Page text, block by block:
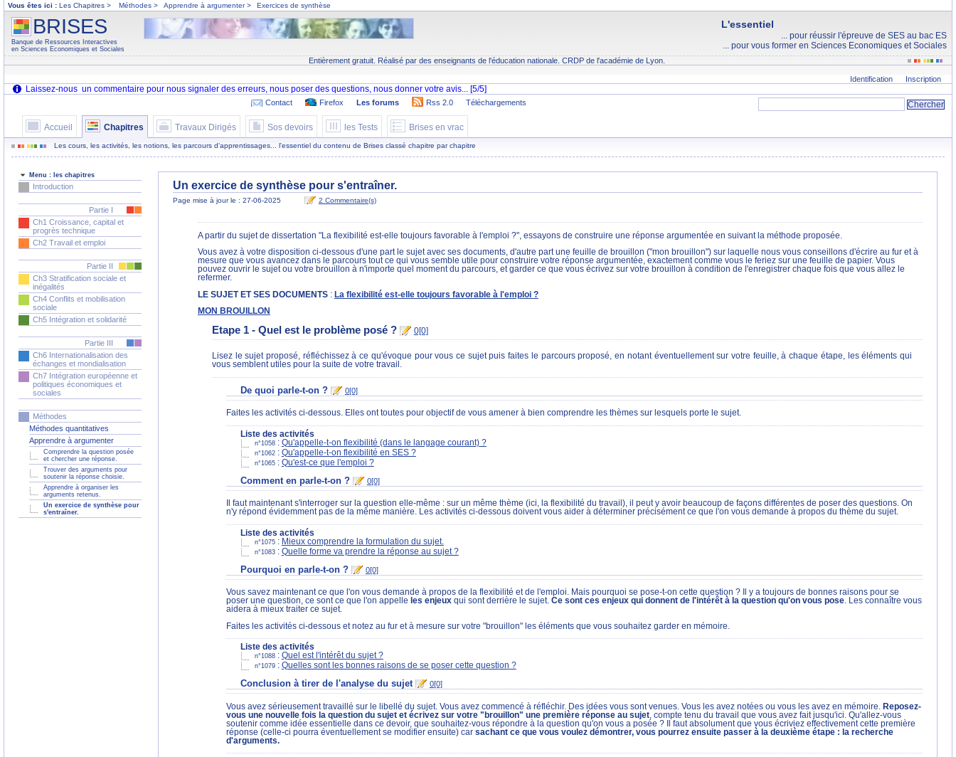
Vous êtes ici : Les Chapitres > Méthodes > Apprendre à argumenter> Exercices de synthèse
L'essentiel
... pour réussir l'épreuve de SES au bac ES
... pour vous former en Sciences Economiques et Sociales
BRISES
Banque de Ressources Interactives
en Sciences Economiques et Sociales
Entièrement gratuit. Réalisé par des enseignants de l'éducation nationale. CRDP de l'académie de Lyon.
Identification Inscription
Contact Firefox Les forums Rss 2.0 Téléchargements
Accueil Chapitres Travaux Dirigés Sos devoirs les Tests Brises en vrac
Les cours, les activités, les notions, les parcours d'apprentissages... l'essentiel du contenu de Brises classé chapitre par chapitre
Menu : les chapitres
Introduction
Partie I
Ch1 Croissance, capital et
progrès technique
Ch2 Travail et emploi
Partie II
Ch3 Stratification sociale et
inégalités
Ch4 Conflits et mobilisation
sociale
Ch5 Intégration et solidarité
Partie III
Ch6 Internationalisation des
échanges et mondialisation
Ch7 Intégration européenne et
politiques économiques et
sociales
Méthodes
Méthodes quantitatives
Apprendre à argumenter
Comprendre la question posée
et chercher une réponse.
Trouver des arguments pour
soutenir la réponse choisie.
Apprendre à organiser les
arguments retenus.
Un exercice de synthèse pour
s'entraîner.
Un exercice de synthèse pour s'entraîner.
Page mise à jour le : 27-06-2025 2 Commentaire(s)
A partir du sujet de dissertation "La flexibilité est-elle toujours favorable à l'emploi ?", essayons de construire une réponse argumentée en suivant la méthode proposée.
Vous avez à votre disposition ci-dessous d'une part le sujet avec ses documents, d'autre part une feuille de brouillon ("mon brouillon") sur laquelle nous vous conseillons d'écrire au fur et à
mesure que vous avancez dans le parcours tout ce qui vous semble utile pour construire votre réponse argumentée, exactement comme vous le feriez sur une feuille de papier. Vous
pouvez ouvrir le sujet ou votre brouillon à n'importe quel moment du parcours, et garder ce que vous écrivez sur votre brouillon à condition de l'enregistrer chaque fois que vous allez le
refermer.
LE SUJET ET SES DOCUMENTS: La flexibilité est-elle toujours favorable à l'emploi ?
MON BROUILLON
Etape 1 - Quel est le problème posé ? 0[0]
Lisez le sujet proposé, réfléchissez à ce qu'évoque pour vous ce sujet puis faites le parcours proposé, en notant éventuellement sur votre feuille, à chaque étape, les éléments qui
vous semblent utiles pour la suite de votre travail.
De quoi parle-t-on ? 0[0]
Faites les activités ci-dessous. Elles ont toutes pour objectif de vous amener à bien comprendre les thèmes sur lesquels porte le sujet.
Liste des activités
n°1058: Qu'appelle-t-on flexibilité (dans le langage courant) ?
n°1062: Qu'appelle-t-on flexibilité en SES ?
n°1065: Qu'est-ce que l'emploi ?
Comment en parle-t-on ? 0[0]
Il faut maintenant s'interroger sur la question elle-même : sur un même thème (ici, la flexibilité du travail), il peut y avoir beaucoup de façons différentes de poser des questions. On
n'y répond évidemment pas de la même manière. Les activités ci-dessous doivent vous aider à déterminer précisément ce que l'on vous demande à propos du thème du sujet.
Liste des activités
n°1075: Mieux comprendre la formulation du sujet.
n°1083: Quelle forme va prendre la réponse au sujet ?
Pourquoi en parle-t-on ? 0[0]
Vous savez maintenant ce que l'on vous demande à propos de la flexibilité et de l'emploi. Mais pourquoi se pose-t-on cette question ? Il y a toujours de bonnes raisons pour se
poser une question, ce sont ce que l'on appelle les enjeuxqui sont derrière le sujet. Ce sont ces enjeux qui donnent de l'intérêt à la question qu'on vous pose. Les connaître vous
aidera à mieux traiter ce sujet.
Faites les activités ci-dessous et notez au fur et à mesure sur votre "brouillon" les éléments que vous souhaitez garder en mémoire.
Liste des activités
n°1088: Quel est l'intérêt du sujet ?
n°1079: Quelles sont les bonnes raisons de se poser cette question ?
Conclusion à tirer de l'analyse du sujet 0[0]
Vous avez sérieusement travaillé sur le libellé du sujet. Vous avez commencé à réfléchir. Des idées vous sont venues. Vous les avez notées ou vous les avez en mémoire.
Reposez-
vous une nouvelle fois la question du sujet et écrivez sur votre "brouillon" une première réponse au sujet, compte tenu du travail que vous avez fait jusqu'ici. Qu'allez-vous
soutenir comme idée essentielle dans ce devoir, que souhaitez-vous répondre à la question qu'on vous a posée ? Il faut absolument que vous écriviez effectivement cette première
réponse (celle-ci pourra éventuellement se modifier ensuite) car sachant ce que vous voulez démontrer, vous pourrez ensuite passer à la deuxième étape : la recherche
d'arguments.